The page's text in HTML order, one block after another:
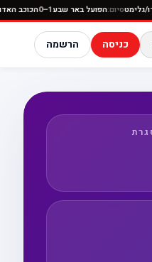
3–3 בודו/גלימטסיום:הפועל באר שבע1–0
כניסה הרשמה